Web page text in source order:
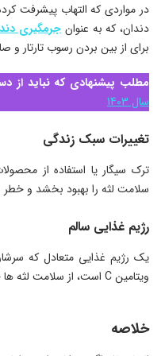
در مواردی که التهاب پیشرفت
دندان، که به عنوان جرمگیری
برای از بین بردن رسوب تارتار
مطلب پیشنهادی که نباید از
سال 1403
تغییرات سبک زندگی
ترک سیگار یا استفاده از
سلامت لثه را بهبود بخشد و خطر
رژیم غذایی سالم
یک رژیم غذایی متعادل که
ویتامین C است، از سلامت لثه ها حمایت کرده و از تورم جلوگیری می کند.
خلاصه